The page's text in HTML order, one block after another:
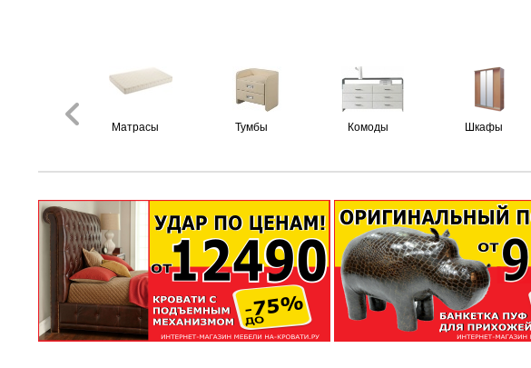
Матрасы Тумбы Комоды Шкафы